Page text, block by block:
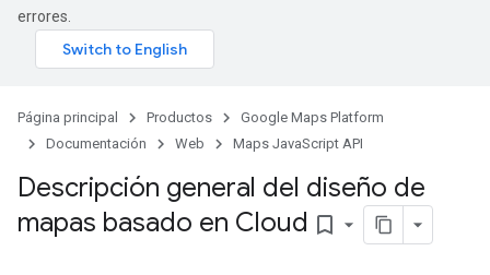
errores.
Página principal Productos
Google Maps Platform
Documentación
Web Maps JavaScript API
Descripción general del diseño de
mapas basado en Cloud bookmark_border